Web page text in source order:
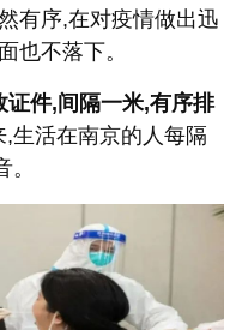
有序,在对疫情做出迅
也不落下。
证件,间隔一米,有序排
生活在南京的人每隔